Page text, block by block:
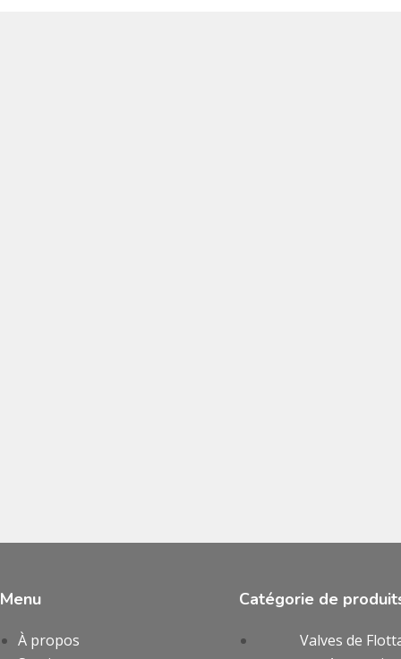
Menu
À propos
Catégorie de
Valves de